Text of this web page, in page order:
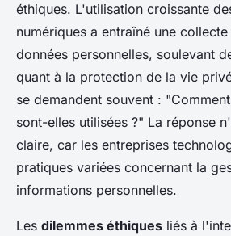
éthiques. L'utilisation croissante
numériques a entraîné une
données personnelles, soulevant
quant à la protection de la vie
se demandent souvent :
sont-elles utilisées ?" La réponse
claire, car les entreprises
pratiques variées concernant la
informations personnelles.
Les dilemmes éthiques liés à